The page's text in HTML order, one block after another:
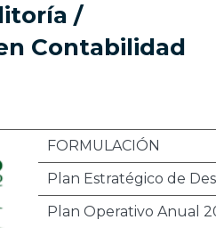
/
Contabilidad
FORMULACIÓN
Plan Estratégico de
Plan Operativo Anual